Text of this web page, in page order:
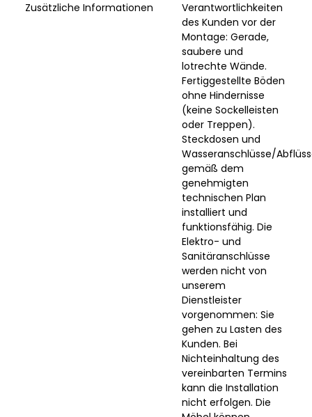
Zusätzliche Informationen
Verantwortlichkeiten
des Kunden vor der
Montage: Gerade,
saubere und
lotrechte Wände.
Fertiggestellte Böden
ohne Hindernisse
(keine Sockelleisten
oder Treppen).
Steckdosen und
Wasseranschlüsse/
gemäß dem
genehmigten
technischen Plan
installiert und
funktionsfähig. Die
Elektro- und
Sanitäranschlüsse
werden nicht von
unserem
Dienstleister
vorgenommen: Sie
gehen zu Lasten des
Kunden. Bei
Nichteinhaltung des
vereinbarten Termins
kann die Installation
nicht erfolgen. Die